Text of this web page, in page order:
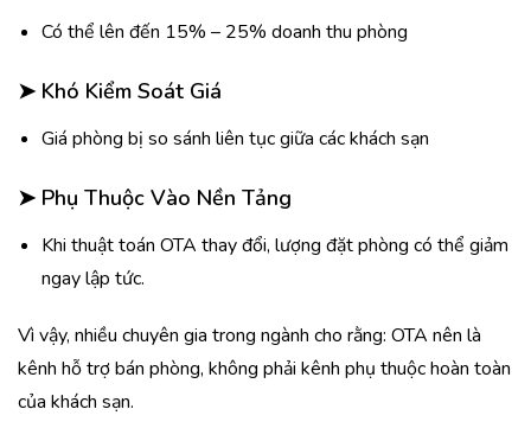
Có thể lên đến 15% – 25% doanh thu phòng
➤ Khó Kiểm Soát Giá
Giá phòng bị so sánh liên tục giữa các khách sạn
➤ Phụ Thuộc Vào Nền Tảng
Khi thuật toán OTA thay đổi, lượng đặt phòng có thể giảm
ngay lập tức.
Vì vậy, nhiều chuyên gia trong ngành cho rằng: OTA nên là
kênh hỗ trợ bán phòng, không phải kênh phụ thuộc hoàn toàn
của khách sạn.